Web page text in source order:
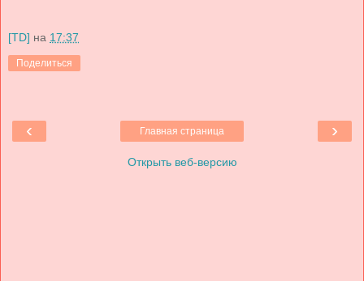
[TD] на 17:37
Поделиться
‹ ›
Главная страница
Открыть веб-версию